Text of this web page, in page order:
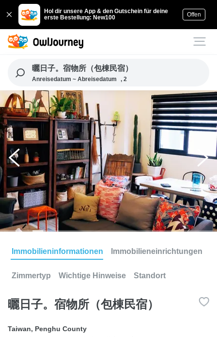
Hol dir unsere App & den Gutschein für deine
erste Bestellung: New100
Offen
曬日子。宿物所（包棟民宿）
Anreisedatum ~ Abreisedatum , 2
Immobilieninformationen Immobilieneinrichtungen
Zimmertyp Wichtige Hinweise Standort
曬日子。宿物所（包棟民宿）
Taiwan, Penghu County